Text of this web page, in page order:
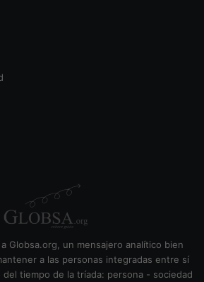
Globsa.org, un mensajero analítico bien
a las personas integradas entre sí
tiempo de la tríada: persona - sociedad